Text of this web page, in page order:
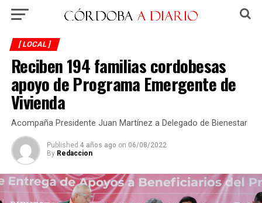
[ LOCAL ]
Reciben 194 familias cordobesas
apoyo de Programa Emergente de
Vivienda
Acompaña Presidente Juan Martínez a Delegado de Bienestar
Published 4 años ago on 06/08/2022
By Redaccion